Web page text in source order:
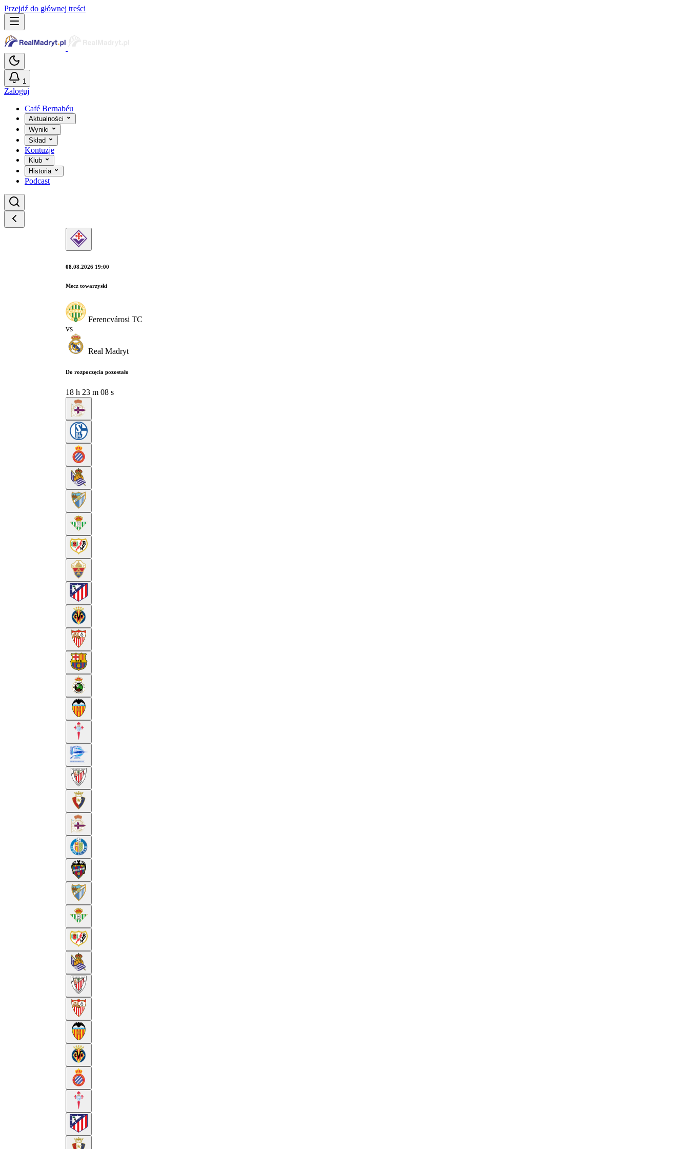
Przejdź do głównej treści
1
Zaloguj
Café Bernabéu
Aktualności
Wyniki
Skład
Kontuzje
Klub
Historia
Podcast
08.08.2026 19:00
Mecz towarzyski
Ferencvárosi TC
vs
Real Madryt
Do rozpoczęcia pozostało
18 h 23 m 07 s